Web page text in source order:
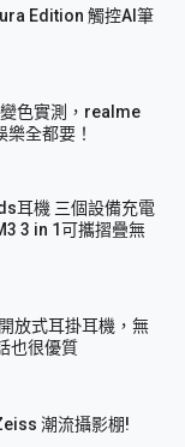
Edition 觸控AI筆
色實測，realme
全都要！
耳機 三個設備充電
3 in 1可攜摺疊無
放式耳掛耳機，無
也很優質
潮流攝影棚!